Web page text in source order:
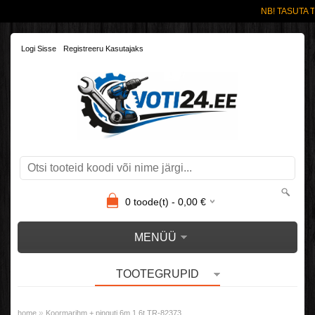
NB! TASUTA
Logi Sisse Registreeru Kasutajaks
0toode(t) - 0,00€
MENÜÜ
TOOTEGRUPID
home » Koormarihm + pinguti 6m 1,6t TR-82373